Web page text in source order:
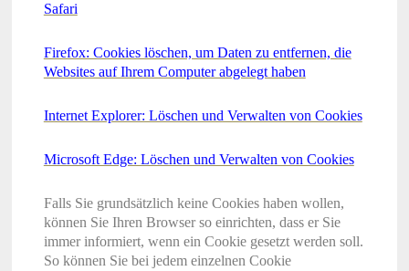
Safari
Firefox: Cookies löschen, um Daten zu entfernen, die
Websites auf Ihrem Computer abgelegt haben
Internet Explorer: Löschen und Verwalten von Cookies
Microsoft Edge: Löschen und Verwalten von Cookies
Falls Sie grundsätzlich keine Cookies haben wollen,
können Sie Ihren Browser so einrichten, dass er Sie
immer informiert, wenn ein Cookie gesetzt werden soll.
So können Sie bei jedem einzelnen Cookie